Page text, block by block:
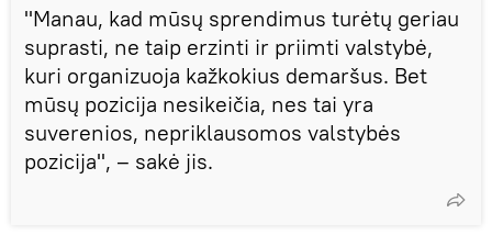
"Manau, kad mūsų sprendimus turėtų geriau
suprasti, ne taip erzinti ir priimti valstybė,
kuri organizuoja kažkokius demaršus. Bet
mūsų pozicija nesikeičia, nes tai yra
suverenios, nepriklausomos valstybės
pozicija", – sakė jis.